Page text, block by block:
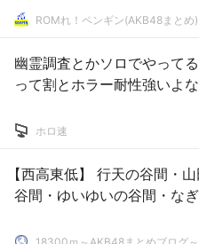
ROMれ！ペンギン(AKB48まとめ)
幽霊調査とかソロでやって
って割とホラー耐性強いよな
ホロ速
【西高東低】 行天の谷間・
谷間・ゆいゆいの谷間・な